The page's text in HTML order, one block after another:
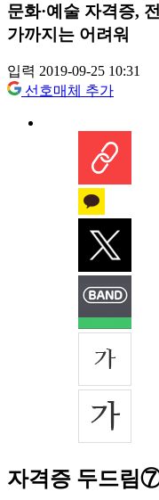
문화·예술 자격증,
가까지는 어려워
입력 2019-09-25 10:31
선호매체 추가
자격증 두드림